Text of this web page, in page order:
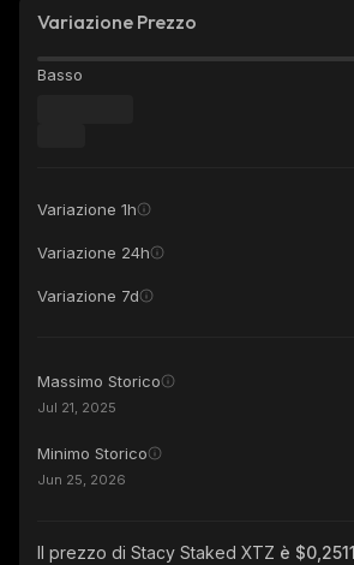
Variazione Prezzo
Basso
Variazione 1h
Variazione 24h
Variazione 7d
Massimo Storico
Jul 21, 2025
Minimo Storico
Jun 25, 2026
Il prezzo di Stacy Staked XTZ è